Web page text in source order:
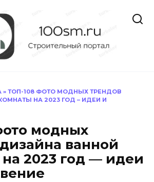
» ТОП-108 ФОТО МОДНЫХ ТРЕНДОВ
НА 2023 ГОД – ИДЕИ И
модных
ванной
2023 год — идеи